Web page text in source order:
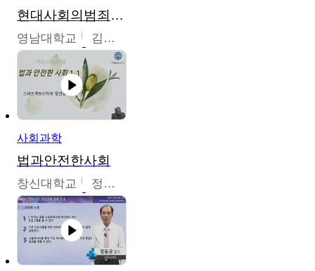
현대사회의범죄와형사정책
영남대학교 김혜정
사회과학
법과안전한사회
창신대학교 정연균